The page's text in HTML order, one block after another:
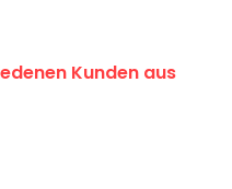
Kunden aus